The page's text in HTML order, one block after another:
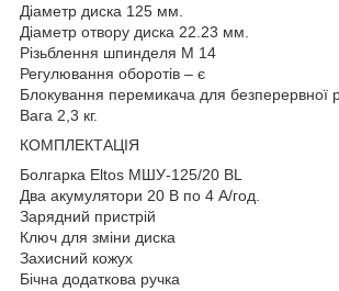
Діаметр диска 125 мм.
Діаметр отвору диска 22.23 мм.
Різьблення шпинделя М 14
Регулювання оборотів – є
Блокування перемикача для безперервної
Вага 2,3 кг.
КОМПЛЕКТАЦІЯ
Болгарка Eltos МШУ-125/20 BL
Два акумулятори 20 В по 4 А/год.
Зарядний пристрій
Ключ для зміни диска
Захисний кожух
Бічна додаткова ручка